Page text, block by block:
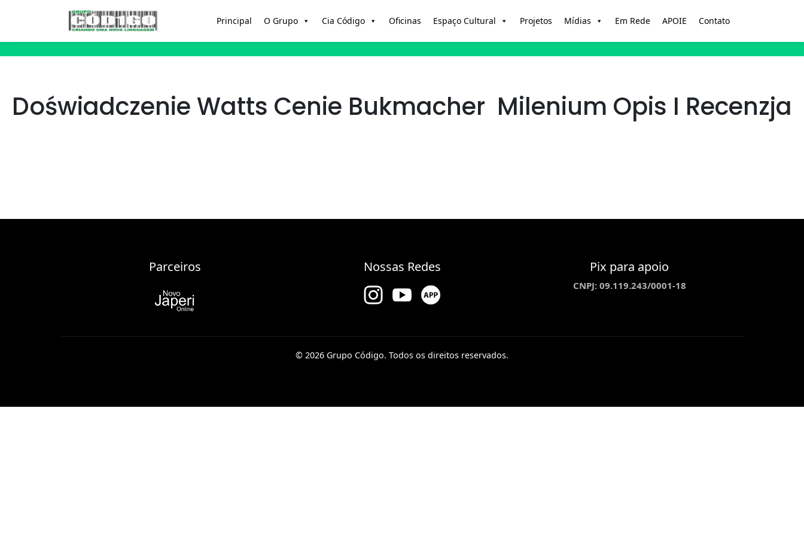
Principal O Grupo Cia Código Oficinas Espaço Cultural Projetos Mídias Em Rede APOIE Contato
Doświadczenie Watts Cenie Bukmacher Milenium Opis I Recenzja
Parceiros Nossas Redes Pix para apoio
CNPJ: 09.119.243/0001-18
© 2026 Grupo Código. Todos os direitos reservados.